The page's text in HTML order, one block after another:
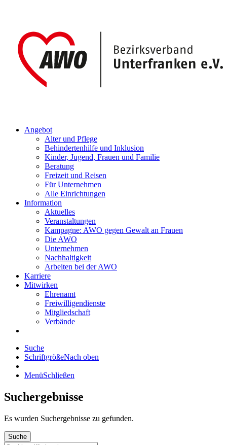
Angebot
Alter und Pflege
Behindertenhilfe und Inklusion
Kinder, Jugend, Frauen und Familie
Beratung
Freizeit und Reisen
Für Unternehmen
Alle Einrichtungen
Information
Aktuelles
Veranstaltungen
Kampagne: AWO gegen Gewalt an Frauen
Die AWO
Unternehmen
Nachhaltigkeit
Arbeiten bei der AWO
Karriere
Mitwirken
Ehrenamt
Freiwilligendienste
Mitgliedschaft
Verbände
Suche
SchriftgrößeNach oben
MenüSchließen
Suchergebnisse
Es wurden Suchergebnisse zu gefunden.
Suche